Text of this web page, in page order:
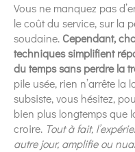
Vous ne manquez pas
le coût du service, sur la
soudaine. Cependant,
techniques simplifient
du temps sans perdre la
pile usée, rien n’arrête la
subsiste, vous hésitez,
bien plus longtemps que
croire. Tout à fait,
autre jour, amplifie ou